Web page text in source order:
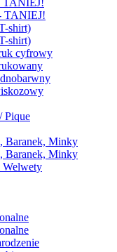
TANIEJ!
TANIEJ!
shirt)
shirt)
cyfrowy
Pique
Baranek, Minky
Baranek, Minky
Welwety